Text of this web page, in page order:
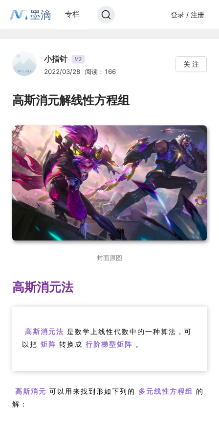
墨滴 专栏 登录 / 注册
小指针 V2
2022/03/28 阅读：166
关 注
高斯消元解线性方程组
封面原图
高斯消元法
高斯消元法 是数学上线性代数中的一种算法，可
以把 矩阵 转换成 行阶梯型矩阵 。
高斯消元 可以用来找到形如下列的 多元线性方程组
的
解：